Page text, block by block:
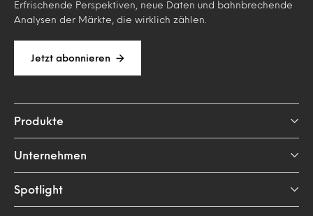
Erfrischende Perspektiven, neue Daten und bahnbrechende
Analysen der Märkte, die wirklich zählen.
Jetzt abonnieren
Produkte
Unternehmen
Spotlight